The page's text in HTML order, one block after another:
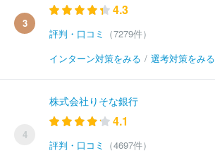
3
4.3
評判・口コミ
（7279件）
インターン対策をみる / 選考対策をみる
4
株式会社りそな銀行
4.1
評判・口コミ
（4697件）